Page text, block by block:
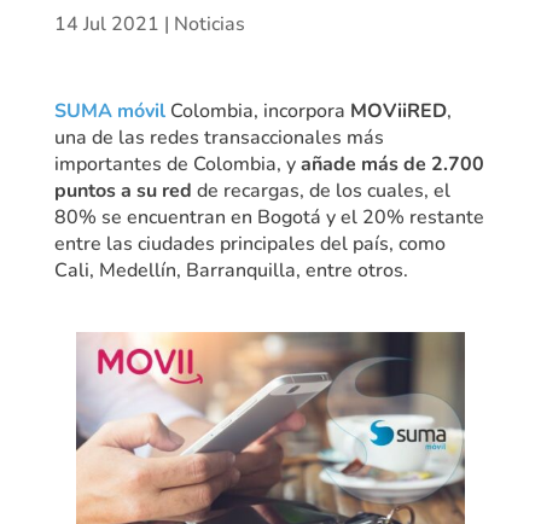
14 Jul 2021 | Noticias
SUMA móvilColombia, incorpora MOViiRED,
una de las redes transaccionales más
importantes de Colombia, yañade más de 2.700
puntos a su red de recargas, de los cuales, el
80% se encuentran en Bogotá y el 20% restante
entre las ciudades principales del país, como
Cali, Medellín, Barranquilla, entre otros.